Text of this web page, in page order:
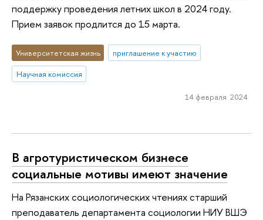
поддержку проведения летних школ в 2024 году.
Прием заявок продлится до 15 марта.
Университетская жизнь
приглашение к участию
Научная комиссия
14 февраля 2024
В агротуристическом бизнесе
социальные мотивы имеют значение
На Рязанских социологических чтениях старший
преподаватель департамента социологии НИУ ВШЭ